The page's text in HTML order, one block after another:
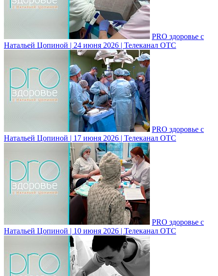
PRO здоровье с
Натальей Цопиной | 24 июня 2026 | Телеканал ОТС
PRO здоровье с
Натальей Цопиной | 17 июня 2026 | Телеканал ОТС
PRO здоровье с
Натальей Цопиной | 10 июня 2026 | Телеканал ОТС